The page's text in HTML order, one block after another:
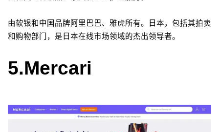
由软银和中国品牌阿里巴巴、雅虎所有。日本，包括其拍卖
和购物部门，是日本在线市场领域的杰出领导者。
5.Mercari